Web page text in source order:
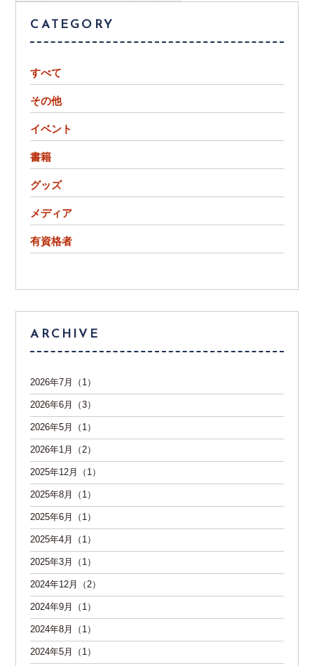
CATEGORY
すべて
その他
イベント
書籍
グッズ
メディア
有資格者
ARCHIVE
2026年7月（1）
2026年6月（3）
2026年5月（1）
2026年1月（2）
2025年12月（1）
2025年8月（1）
2025年6月（1）
2025年4月（1）
2025年3月（1）
2024年12月（2）
2024年9月（1）
2024年8月（1）
2024年5月（1）